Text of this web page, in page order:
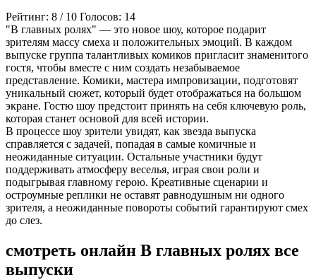
Рейтинг: 8 / 10 Голосов: 14
"В главных ролях" — это новое шоу, которое подарит
зрителям массу смеха и положительных эмоций. В каждом
выпуске группа талантливых комиков пригласит знаменитого
гостя, чтобы вместе с ним создать незабываемое
представление. Комики, мастера импровизации, подготовят
уникальный сюжет, который будет отображаться на большом
экране. Гостю шоу предстоит принять на себя ключевую роль,
которая станет основой для всей истории.
В процессе шоу зрители увидят, как звезда выпуска
справляется с задачей, попадая в самые комичные и
неожиданные ситуации. Остальные участники будут
поддерживать атмосферу веселья, играя свои роли и
подыгрывая главному герою. Креативные сценарии и
остроумные реплики не оставят равнодушным ни одного
зрителя, а неожиданные повороты событий гарантируют смех
до слез.
смотреть онлайн В главных ролях все
выпуски